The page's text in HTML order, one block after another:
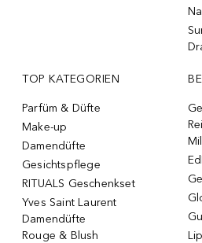
TOP KATEGORIEN
Parfüm & Düfte
Make-up
Damendüfte
Gesichtspflege
RITUALS Geschenkset
Yves Saint Laurent
Damendüfte
Rouge & Blush